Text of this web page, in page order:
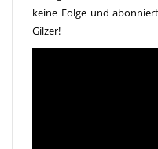
keine Folge und
Gilzer!